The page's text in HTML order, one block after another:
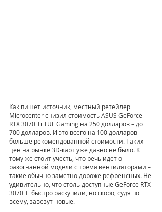
Как пишет источник, местный ретейлер
Microcenter снизил стоимость ASUS GeForce
RTX 3070 Ti TUF Gaming на 250 долларов – до
700 долларов. И это всего на 100 долларов
больше рекомендованной стоимости. Таких
цен на рынке 3D-карт уже давно не было. К
тому же стоит учесть, что речь идет о
разогнанной модели с тремя вентиляторами –
такие обычно заметно дороже рефренсных. Не
удивительно, что столь доступные GeForce RTX
3070 Ti быстро раскупили, но скоро, судя по
всему, завезут новые.